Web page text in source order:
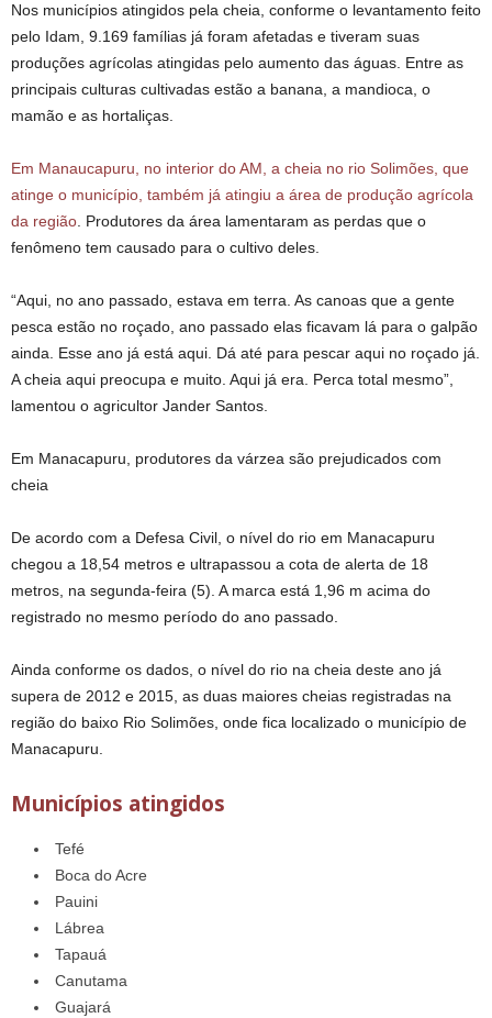
Nos municípios atingidos pela cheia, conforme o levantamento feito
pelo Idam, 9.169 famílias já foram afetadas e tiveram suas
produções agrícolas atingidas pelo aumento das águas. Entre as
principais culturas cultivadas estão a banana, a mandioca, o
mamão e as hortaliças.
Em Manaucapuru, no interior do AM, a cheia no rio Solimões, que
atinge o município, também já atingiu a área de produção agrícola
da região. Produtores da área lamentaram as perdas que o
fenômeno tem causado para o cultivo deles.
“Aqui, no ano passado, estava em terra. As canoas que a gente
pesca estão no roçado, ano passado elas ficavam lá para o galpão
ainda. Esse ano já está aqui. Dá até para pescar aqui no roçado já.
A cheia aqui preocupa e muito. Aqui já era. Perca total mesmo”,
lamentou o agricultor Jander Santos.
Em Manacapuru, produtores da várzea são prejudicados com
cheia
De acordo com a Defesa Civil, o nível do rio em Manacapuru
chegou a 18,54 metros e ultrapassou a cota de alerta de 18
metros, na segunda-feira (5). A marca está 1,96 m acima do
registrado no mesmo período do ano passado.
Ainda conforme os dados, o nível do rio na cheia deste ano já
supera de 2012 e 2015, as duas maiores cheias registradas na
região do baixo Rio Solimões, onde fica localizado o município de
Manacapuru.
Municípios atingidos
Tefé
Boca do Acre
Pauini
Lábrea
Tapauá
Canutama
Guajará